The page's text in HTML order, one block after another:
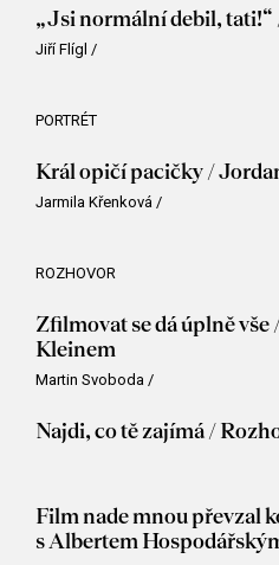
„Jsi normální debil, tati!“
Jiří Flígl /
PORTRÉT
Král opičí pacičky /
Jarmila Křenková /
ROZHOVOR
Zfilmovat se dá úplně vše
Kleinem
Martin Svoboda /
Najdi, co tě zajímá /
Film nade mnou převzal
s Albertem